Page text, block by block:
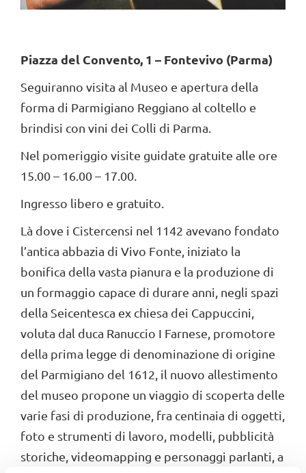
Piazza del Convento, 1 – Fontevivo (Parma)
Seguiranno visita al Museo e apertura della
forma di Parmigiano Reggiano al coltello e
brindisi con vini dei Colli di Parma.
Nel pomeriggio visite guidate gratuite alle ore
15.00 – 16.00 – 17.00.
Ingresso libero e gratuito.
Là dove i Cistercensi nel 1142 avevano fondato
l’antica abbazia di Vivo Fonte, iniziato la
bonifica della vasta pianura e la produzione di
un formaggio capace di durare anni, negli spazi
della Seicentesca ex chiesa dei Cappuccini,
voluta dal duca Ranuccio I Farnese, promotore
della prima legge di denominazione di origine
del Parmigiano del 1612, il nuovo allestimento
del museo propone un viaggio di scoperta delle
varie fasi di produzione, fra centinaia di oggetti,
foto e strumenti di lavoro, modelli, pubblicità
storiche, videomapping e personaggi parlanti, a